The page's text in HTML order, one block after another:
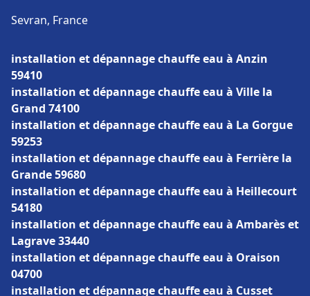
Sevran, France
installation et dépannage chauffe eau à Anzin
59410
installation et dépannage chauffe eau à Ville la
Grand 74100
installation et dépannage chauffe eau à La Gorgue
59253
installation et dépannage chauffe eau à Ferrière la
Grande 59680
installation et dépannage chauffe eau à Heillecourt
54180
installation et dépannage chauffe eau à Ambarès et
Lagrave 33440
installation et dépannage chauffe eau à Oraison
04700
installation et dépannage chauffe eau à Cusset